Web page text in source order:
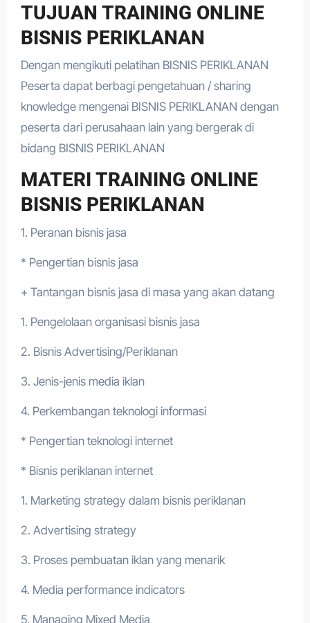
TUJUAN TRAINING ONLINE
BISNIS PERIKLANAN
Dengan mengikuti pelatihan BISNIS PERIKLANAN
Peserta dapat berbagi pengetahuan / sharing
knowledge mengenai BISNIS PERIKLANAN dengan
peserta dari perusahaan lain yang bergerak di
bidang BISNIS PERIKLANAN
MATERI TRAINING ONLINE
BISNIS PERIKLANAN
1. Peranan bisnis jasa
* Pengertian bisnis jasa
+ Tantangan bisnis jasa di masa yang akan datang
1. Pengelolaan organisasi bisnis jasa
2. Bisnis Advertising/Periklanan
3. Jenis-jenis media iklan
4. Perkembangan teknologi informasi
* Pengertian teknologi internet
* Bisnis periklanan internet
1. Marketing strategy dalam bisnis periklanan
2. Advertising strategy
3. Proses pembuatan iklan yang menarik
4. Media performance indicators
5. Managing Mixed Media